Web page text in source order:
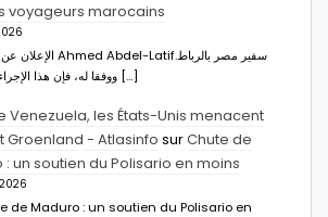
voyageurs marocains
ووفقا له، فإن هذا الإجراء يهدف إلى […]
Venezuela, les États-Unis menacent
Groenland - Atlasinfo surChute de
: un soutien du Polisario en moins
de Maduro : un soutien du Polisario en